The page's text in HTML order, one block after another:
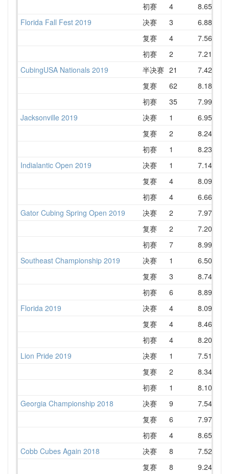
初赛
4 8.65
Florida Fall Fest 2019
决赛 3 6.88
复赛
4 7.56
初赛
2 7.21
CubingUSA Nationals 2019
半决赛 21 7.42
复赛
62 8.18
初赛
35 7.99
Jacksonville 2019
决赛 1 6.95
复赛
2 8.24
初赛
1 8.23
Indialantic Open 2019
决赛 1 7.14
复赛
4 8.09
初赛
4 6.66
Gator Cubing Spring Open 2019
决赛 2 7.97
复赛
2 7.20
初赛
7 8.99
Southeast Championship 2019
决赛 1 6.50
复赛
3 8.74
初赛
6 8.89
Florida 2019
决赛 4 8.09
复赛
4 8.46
初赛
4 8.20
Lion Pride 2019
决赛 1 7.51
复赛
2 8.34
初赛
1 8.10
Georgia Championship 2018
决赛 9 7.54
复赛
6 7.97
初赛
4 8.65
Cobb Cubes Again 2018
决赛 8 7.52
复赛
8 9.24